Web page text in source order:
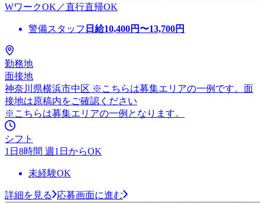
WワークOK／直行直帰OK
警備スタッフ 日給10,400円〜13,700円
勤務地
面接地
神奈川県横浜市中区 ※こちらは募集エリアの一例です。面
接地は原稿内をご確認ください
※こちらは募集エリアの一例となります。
シフト
1日8時間 週1日からOK
未経験OK
詳細を見る 応募画面に進む